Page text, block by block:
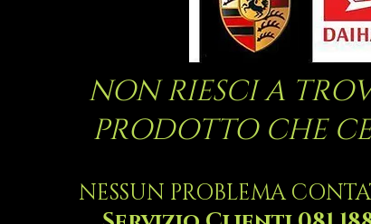
NON RIESCI A
PRODOTTO CHE
NESSUN PROBLEMA